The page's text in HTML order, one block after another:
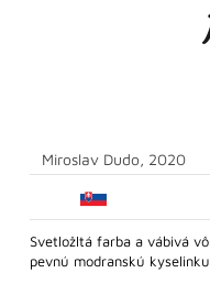
Miroslav Dudo, 2020
Svetložltá farba a vábivá
pevnú modranskú